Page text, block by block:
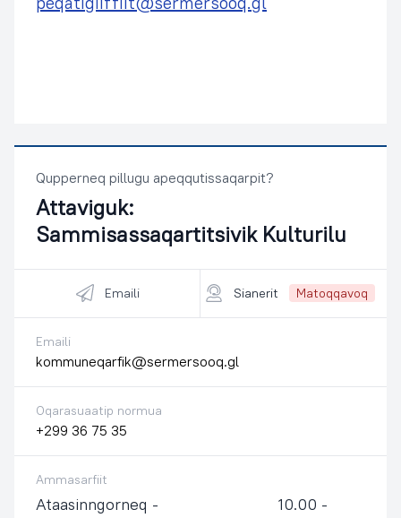
Qupperneq pillugu apeqqutissaqarpit?
Attaviguk:
Sammisassaqartitsivik Kulturilu
Emaili Sianerit Matoqqavoq
Emaili
kommuneqarfik@sermersooq.gl
Oqarasuaatip normua
+299 36 75 35
Ammasarfiit
Ataasinngorneq -
10.00 -